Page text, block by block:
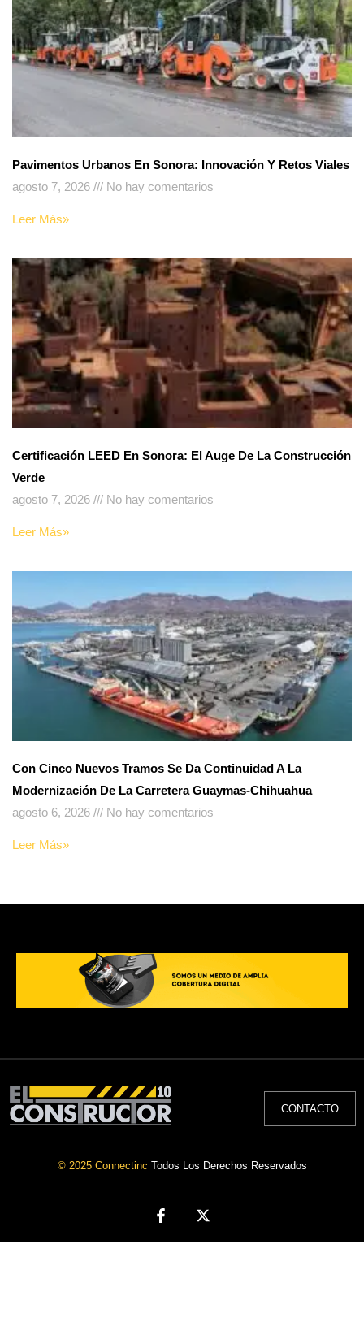
Pavimentos Urbanos En Sonora: Innovación Y Retos Viales
agosto 7, 2026
No hay comentarios
Leer Más»
Certificación LEED En Sonora: El Auge De La Construcción
Verde
agosto 7, 2026
No hay comentarios
Leer Más»
Con Cinco Nuevos Tramos Se Da Continuidad A La
Modernización De La Carretera Guaymas-Chihuahua
agosto 6, 2026
No hay comentarios
Leer Más»
CONTACTO
© 2025 Connectinc Todos Los Derechos Reservados